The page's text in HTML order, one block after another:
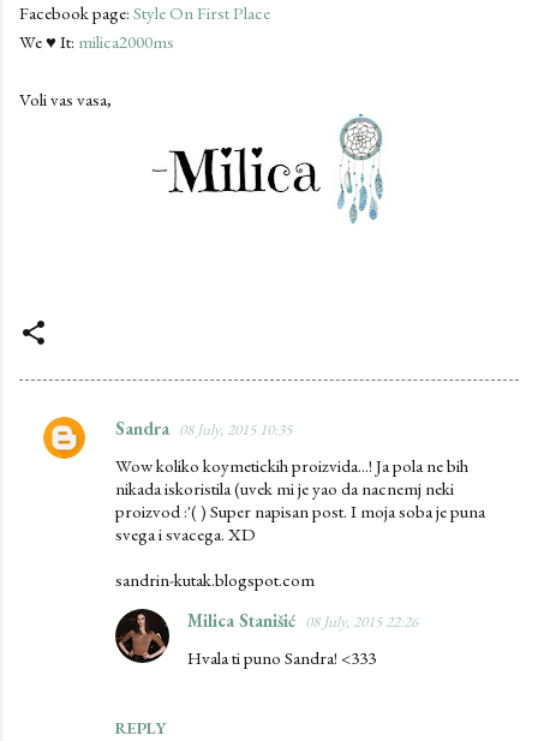
Facebook page: Style On First Place
We ♥ It: milica2000ms
Voli vas vasa,
C
Sandra 08 July, 2015 10:35
Wow koliko koymetickih proizvida...! Ja pola ne bih
nikada iskoristila (uvek mi je yao da nacnemj neki
proizvod :'( ) Super napisan post. I moja soba je puna
svega i svacega. XD
sandrin-kutak.blogspot.com
REPLY
Milica Stanišić 08 July, 2015 22:26
Hvala ti puno Sandra! <333